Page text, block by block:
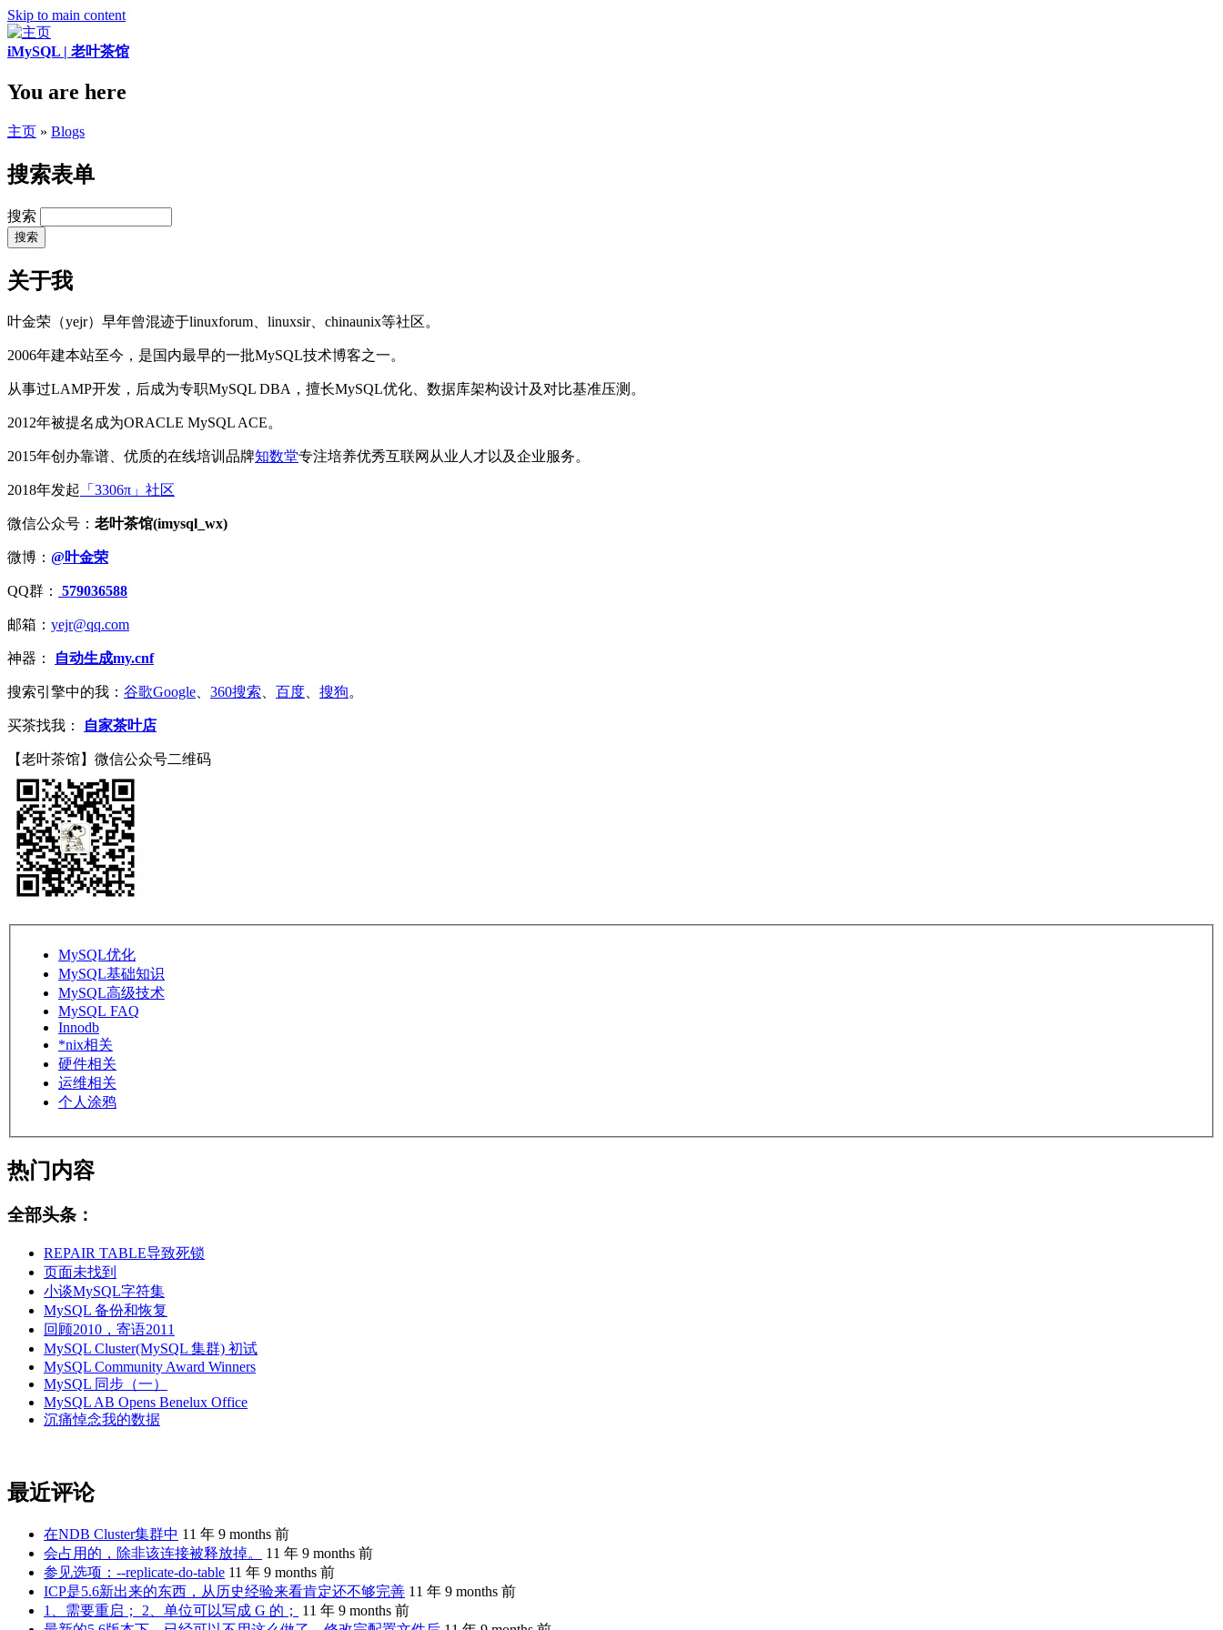
Skip to main content
iMySQL | 老叶茶馆
You are here
主页 » Blogs
搜索表单
搜索
关于我
叶金荣（yejr）早年曾混迹于linuxforum、linuxsir、chinaunix等社区。
2006年建本站至今，是国内最早的一批MySQL技术博客之一。
从事过LAMP开发，后成为专职MySQL DBA，擅长MySQL优化、数据库架构设计及对比基准压测。
2012年被提名成为ORACLE MySQL ACE。
2015年创办靠谱、优质的在线培训品牌知数堂专注培养优秀互联网从业人才以及企业服务。
2018年发起 「3306π」社区
微信公众号： 老叶茶馆(imysql_wx)
微博： @叶金荣
QQ群： 579036588
邮箱： yejr@qq.com
神器： 自动生成my.cnf
搜索引擎中的我： 谷歌Google、 360搜索、 百度、 搜狗。
买茶找我： 自家茶叶店
【老叶茶馆】微信公众号二维码
MySQL优化
MySQL基础知识
MySQL高级技术
MySQL FAQ
Innodb
*nix相关
硬件相关
运维相关
个人涂鸦
热门内容
全部头条：
REPAIR TABLE导致死锁
页面未找到
小谈MySQL字符集
MySQL 备份和恢复
回顾2010，寄语2011
MySQL Cluster(MySQL 集群) 初试
MySQL Community Award Winners
MySQL 同步（一）
MySQL AB Opens Benelux Office
沉痛悼念我的数据
最近评论
在NDB Cluster集群中 11 年 9 months 前
会占用的，除非该连接被释放掉。
11 年 9 months 前
参见选项：--replicate-do-table 11 年 9 months 前
ICP是5.6新出来的东西，从历史经验来看肯定还不够完善 11 年 9 months 前
1、需要重启； 2、单位可以写成 G 的；
11 年 9 months 前